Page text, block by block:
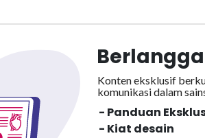
Konten eksklusif
komunikasi dalam
- Panduan
- Kiat desain